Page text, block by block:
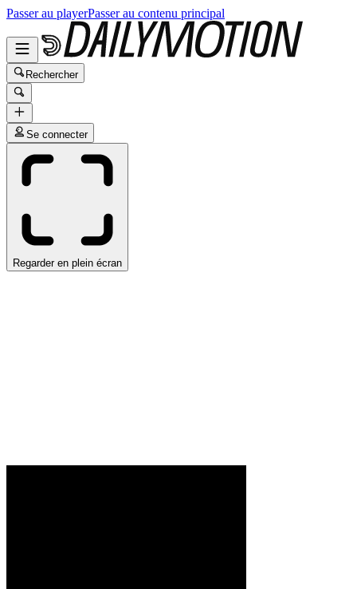
Passer au playerPasser au contenu principal
Rechercher
Se connecter
Regarder en plein écran